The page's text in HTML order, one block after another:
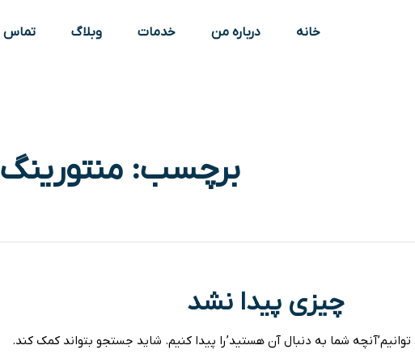
خانه درباره من خدمات وبلاگ تماس
برچسب:منتورینگ
چیزی پیدا نشد
شما به دنبال آن هستید’را پیدا کنیم. شاید جستجو بتواند کمک کند.